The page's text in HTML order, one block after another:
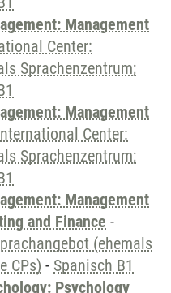
Management
Center:
Sprachenzentrum;
Management
Center:
Sprachenzentrum;
Management
and Finance -
(ehemals
CPs) - Spanisch B1
Psychology